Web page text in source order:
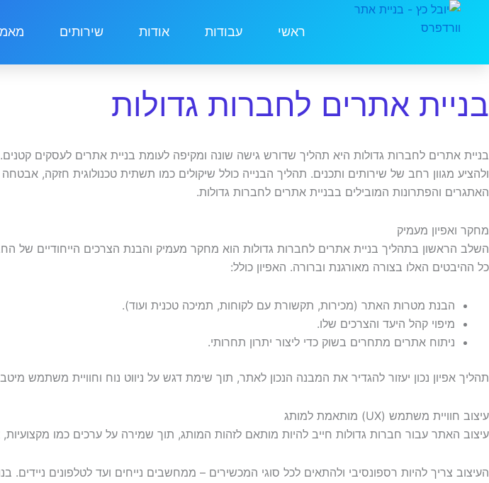
ראשי עבודות אודות שירותים
בניית אתרים לחברות גדולות
בניית אתרים לחברות גדולות היא תהליך שדורש גישה שונה ומקיפה לעומת בניית אתרים לעסקים
ולהציע מגוון רחב של שירותים ותכנים. תהליך הבנייה כולל שיקולים כמו תשתית טכנולוגית חזקה,
האתגרים והפתרונות המובילים בבניית אתרים לחברות גדולות.
מחקר ואפיון מעמיק
השלב הראשון בתהליך בניית אתרים לחברות גדולות הוא מחקר מעמיק והבנת הצרכים הייחודיים של
כל ההיבטים האלו בצורה מאורגנת וברורה. האפיון כולל:
הבנת מטרות האתר (מכירות, תקשורת עם לקוחות, תמיכה טכנית ועוד).
מיפוי קהל היעד והצרכים שלו.
ניתוח אתרים מתחרים בשוק כדי ליצור יתרון תחרותי.
תהליך אפיון נכון יעזור להגדיר את המבנה הנכון לאתר, תוך שימת דגש על ניווט נוח וחוויית משתמש
עיצוב חוויית משתמש (UX) מותאמת למותג
עיצוב האתר עבור חברות גדולות חייב להיות מותאם לזהות המותג, תוך שמירה על ערכים כמו